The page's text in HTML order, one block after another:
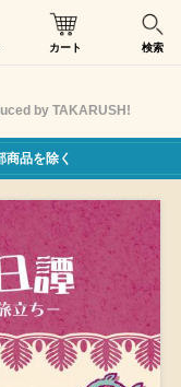
カート 検索
by TAKARUSH!
品を除く